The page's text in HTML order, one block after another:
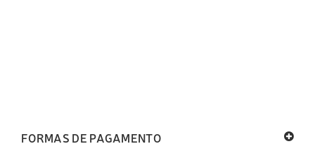
FORMAS DE PAGAMENTO